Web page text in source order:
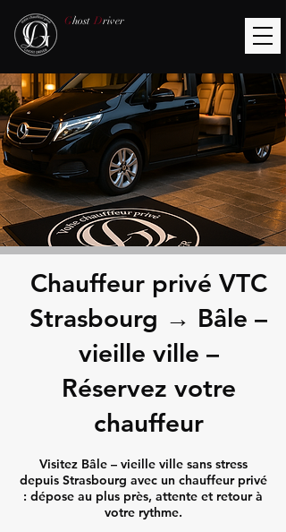
Ghost Driver
Chauffeur privé VTC
Strasbourg → Bâle –
vieille ville –
Réservez votre
chauffeur
Visitez Bâle – vieille ville sans stress
depuis Strasbourg avec un chauffeur privé
: dépose au plus près, attente et retour à
votre rythme.